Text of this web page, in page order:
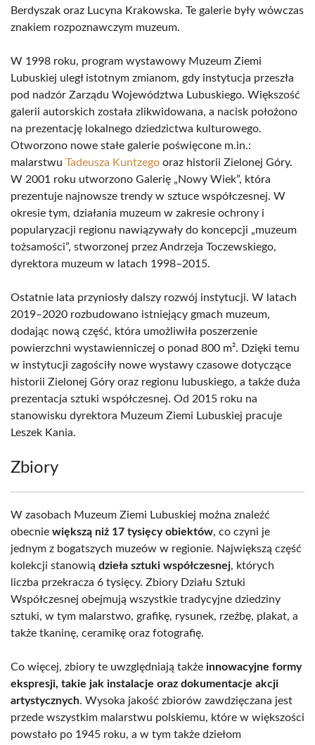
Berdyszak oraz Lucyna Krakowska. Te galerie były wówczas
znakiem rozpoznawczym muzeum.
W 1998 roku, program wystawowy Muzeum Ziemi
Lubuskiej uległ istotnym zmianom, gdy instytucja przeszła
pod nadzór Zarządu Województwa Lubuskiego. Większość
galerii autorskich została zlikwidowana, a nacisk położono
na prezentację lokalnego dziedzictwa kulturowego.
Otworzono nowe stałe galerie poświęcone m.in.:
malarstwu Tadeusza Kuntzego oraz historii Zielonej Góry.
W 2001 roku utworzono Galerię „Nowy Wiek”, która
prezentuje najnowsze trendy w sztuce współczesnej. W
okresie tym, działania muzeum w zakresie ochrony i
popularyzacji regionu nawiązywały do koncepcji „muzeum
tożsamości”, stworzonej przez Andrzeja Toczewskiego,
dyrektora muzeum w latach 1998–2015.
Ostatnie lata przyniosły dalszy rozwój instytucji. W latach
2019–2020 rozbudowano istniejący gmach muzeum,
dodając nową część, która umożliwiła poszerzenie
powierzchni wystawienniczej o ponad 800 m². Dzięki temu
w instytucji zagościły nowe wystawy czasowe dotyczące
historii Zielonej Góry oraz regionu lubuskiego, a także duża
prezentacja sztuki współczesnej. Od 2015 roku na
stanowisku dyrektora Muzeum Ziemi Lubuskiej pracuje
Leszek Kania.
Zbiory
W zasobach Muzeum Ziemi Lubuskiej można znaleźć
obecnie większą niż 17 tysięcy obiektów, co czyni je
jednym z bogatszych muzeów w regionie. Największą część
kolekcji stanowią dzieła sztuki współczesnej, których
liczba przekracza 6 tysięcy. Zbiory Działu Sztuki
Współczesnej obejmują wszystkie tradycyjne dziedziny
sztuki, w tym malarstwo, grafikę, rysunek, rzeźbę, plakat, a
także tkaninę, ceramikę oraz fotografię.
Co więcej, zbiory te uwzględniają także innowacyjne formy
ekspresji, takie jak instalacje oraz dokumentacje akcji
artystycznych. Wysoka jakość zbiorów zawdzięczana jest
przede wszystkim malarstwu polskiemu, które w większości
powstało po 1945 roku, a w tym także dziełom